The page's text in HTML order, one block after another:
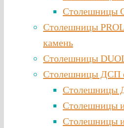
Столешницы
Столешницы
камень
Столешницы
Столешницы ДСП
Столешницы
Столешницы
Столешницы